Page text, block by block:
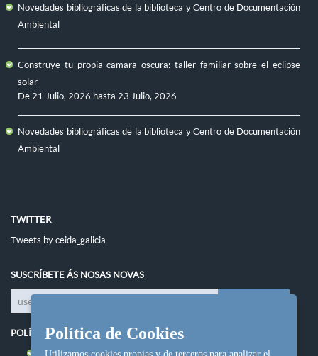
Novedades bibliográficas de la biblioteca y Centro de Documentación
Ambiental
Construye tu propia cámara oscura: taller familiar sobre el eclipse
solar
De 21 Julio, 2026 hasta 23 Julio, 2026
Novedades bibliográficas de la biblioteca y Centro de Documentación
Ambiental
TWITTER
Tweets by ceida_galicia
SUSCRÍBETE ÁS NOSAS NOVAS
POLÍTICAS DO SITIO
Política de cookies
Política de Cookies